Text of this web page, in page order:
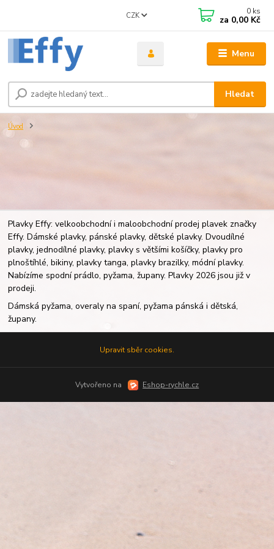
Menu
CZK
Hledat
0 ks
za 0,00 Kč
Úvod
Plavky Effy: velkoobchodní i maloobchodní prodej plavek značky
Effy. Dámské plavky, pánské plavky, dětské plavky. Dvoudílné
plavky, jednodílné plavky, plavky s většími košíčky, plavky pro
plnoštíhlé, bikiny, plavky tanga, plavky brazilky, módní plavky.
Nabízíme spodní prádlo, pyžama, župany. Plavky 2026 jsou již v
prodeji.
Dámská pyžama, overaly na spaní, pyžama pánská i dětská,
župany.
Upravit sběr cookies.
Vytvořeno na Eshop-rychle.cz